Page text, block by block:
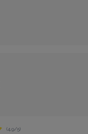
(4,9/5)